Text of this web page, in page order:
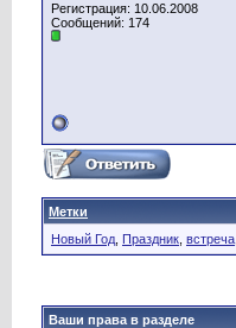
Регистрация: 10.06.2008
Сообщений: 174
Метки
Новый Год Праздник встреча
Ваши права в разделе